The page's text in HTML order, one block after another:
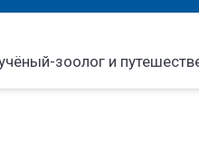
зоолог и